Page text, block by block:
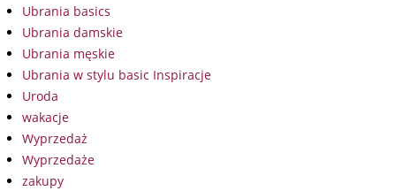
Ubrania basics
Ubrania damskie
Ubrania męskie
Ubrania w stylu basic Inspiracje
Uroda
wakacje
Wyprzedaż
Wyprzedaże
zakupy